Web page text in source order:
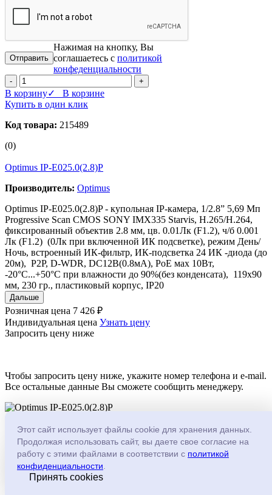
Нажимая на кнопку, Вы
соглашаетесь с политикой
конфеденциальности
- +
В корзину✓ В корзине
Купить в один клик
Код товара: 215489
(0)
Optimus IP-E025.0(2.8)P
Производитель: Optimus
Optimus IP-E025.0(2.8)P - купольная IP-камера, 1/2.8” 5,69 Мп
Progressive Scan CMOS SONY IMX335 Starvis, H.265/H.264,
фиксированный объектив 2.8 мм, цв. 0.01Лк (F1.2), ч/б 0.001
Лк (F1.2) (0Лк при включенной ИК подсветке), режим День/
Ночь, встроенный ИК-фильтр, ИК-подсветка 24 ИК -диода (до
20м), P2P, D-WDR, DC12В(0.8мА), PoE мах 10Вт,
-20°С...+50°С при влажности до 90%(без конденсата), 119х90
мм, 230 гр., пластиковый корпус, IP20
Дальше
Розничная цена 7 426 ₽
Индивидуальная цена Узнать цену
Запросить цену ниже
Чтобы запросить цену ниже, укажите номер телефона и e-mail.
Все остальные данные Вы сможете сообщить менеджеру.
Код товара: 215489
+
Имя*
Этот сайт использует файлы cookie для хранения данных.
Продолжая использовать сайт, вы даете свое согласие на
работу с этими файлами в соответствии с политикой
конфиденциальности
Принять cookies